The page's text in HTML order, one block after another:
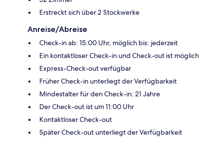
Erstreckt sich über 2 Stockwerke
Anreise/Abreise
Check-in ab: 15:00 Uhr, möglich bis: jederzeit
Ein kontaktloser Check-in und Check-out ist möglich
Express-Check-out verfügbar
Früher Check-in unterliegt der Verfügbarkeit
Mindestalter für den Check-in: 21 Jahre
Der Check-out ist um 11:00 Uhr
Kontaktloser Check-out
Später Check-out unterliegt der Verfügbarkeit